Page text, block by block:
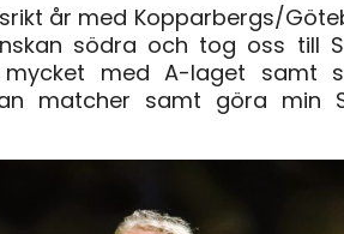
år med Kopparbergs/
södra och tog oss till
med A-laget samt
matcher samt göra min